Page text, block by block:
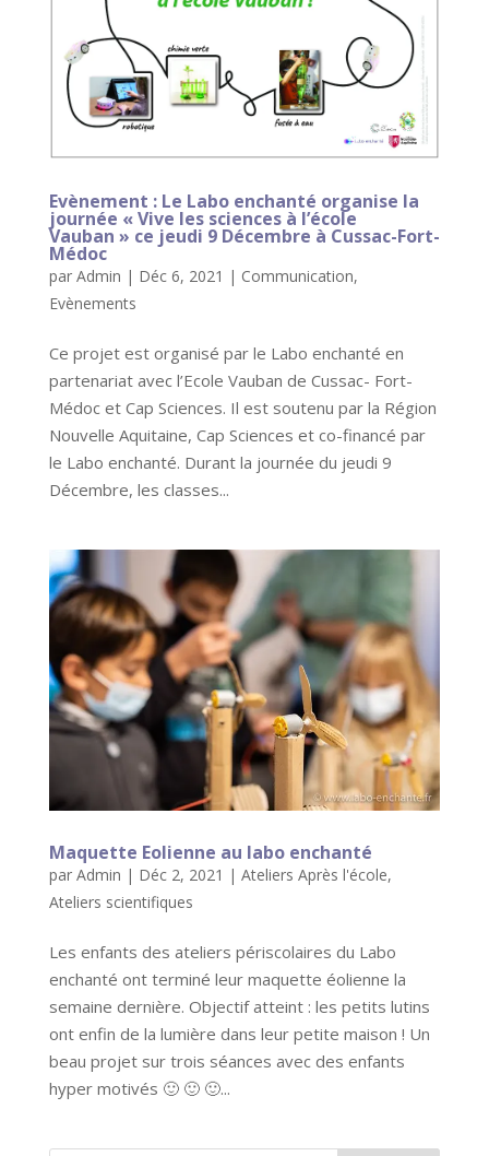
Evènement : Le Labo enchanté organise la
journée « Vive les sciences à l’école
Vauban » ce jeudi 9 Décembre à Cussac-Fort-
Médoc
par Admin | Déc 6, 2021 | Communication,
Evènements
Ce projet est organisé par le Labo enchanté en
partenariat avec l’Ecole Vauban de Cussac- Fort-
Médoc et Cap Sciences. Il est soutenu par la Région
Nouvelle Aquitaine, Cap Sciences et co-financé par
le Labo enchanté. Durant la journée du jeudi 9
Décembre, les classes...
Maquette Eolienne au labo enchanté
par Admin | Déc 2, 2021 | Ateliers Après l'école,
Ateliers scientifiques
Les enfants des ateliers périscolaires du Labo
enchanté ont terminé leur maquette éolienne la
semaine dernière. Objectif atteint : les petits lutins
ont enfin de la lumière dans leur petite maison ! Un
beau projet sur trois séances avec des enfants
hyper motivés 🙂 🙂 🙂...